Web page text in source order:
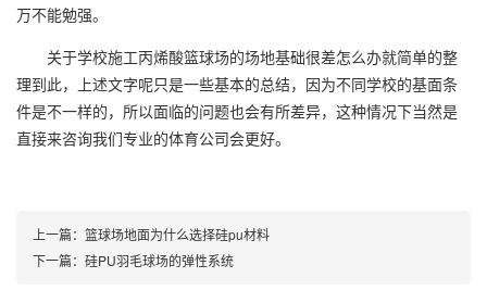
万不能勉强。
关于学校施工丙烯酸篮球场的场地基础很差怎么办就简单的整
理到此，上述文字呢只是一些基本的总结，因为不同学校的基面条
件是不一样的，所以面临的问题也会有所差异，这种情况下当然是
直接来咨询我们专业的体育公司会更好。
上一篇： 篮球场地面为什么选择硅pu材料
下一篇： 硅PU羽毛球场的弹性系统